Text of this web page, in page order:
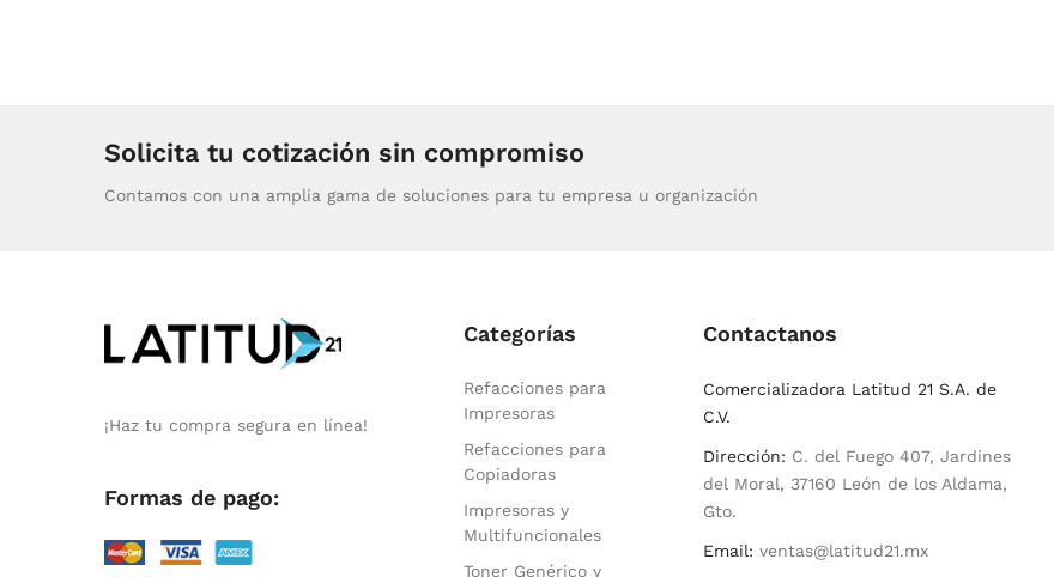
Solicita tu cotización sin compromiso
Contamos con una amplia gama de soluciones para tu empresa u organización
¡Haz tu compra segura en línea!
Formas de pago:
Categorías
Refacciones para
Impresoras
Refacciones para
Copiadoras
Impresoras y
Multifuncionales
Toner Genérico y
Contactanos
Comercializadora Latitud 21 S.A. de
C.V.
Dirección: C. del Fuego 407, Jardines
del Moral, 37160 León de los Aldama,
Gto.
Email: ventas@latitud21.mx